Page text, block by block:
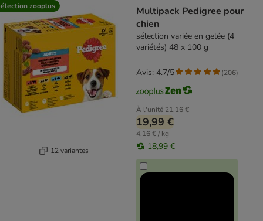
zooplus
12 variantes
Multipack Pedigree pour
chien
sélection variée en gelée (4
variétés) 48 x 100 g
À l'unité 21,16 €
19,99 €
4,16 € / kg
18,99 €
Avis: 4.7/5 (206)